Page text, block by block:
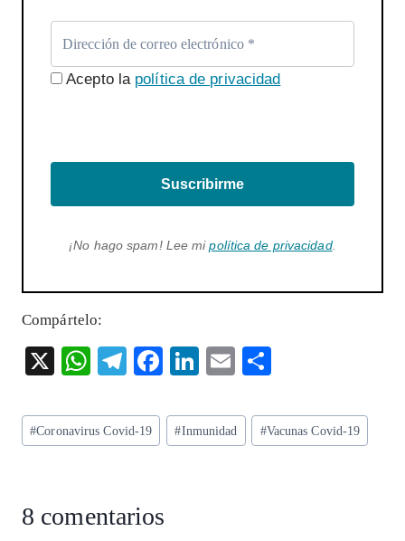
Acepto la política de privacidad
Suscribirme
¡No hago spam! Lee mipolítica de privacidad.
Compártelo:
X
W
ts
A
p
T
eg
ra
F
eb
o
Li
ke
dI
E
ai
l
re
Etiquetas
de
#Coronavirus Covid-19 #Inmunidad #Vacunas Covid-19
8 comentarios